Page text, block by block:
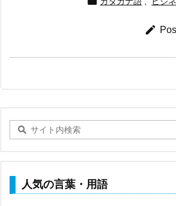

人気の言葉・用語